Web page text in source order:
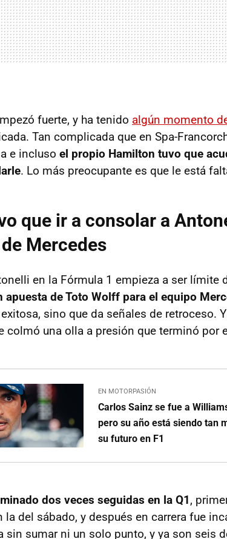
fuerte, y ha tenido algún momento
Tan complicada que en Spa-
e incluso el propio Hamilton tuvo que
. Lo más preocupante es que le está
que ir a consolar a
Mercedes
en la Fórmula 1 empieza a ser límite
apuesta de Toto Wolff para el equipo
sino que da señales de retroceso.
colmó una olla a presión que terminó por
EN MOTORPASIÓN
Carlos Sainz se fue a
pero su año está siendo tan
su futuro en F1
dos veces seguidas en la Q1,
la del sábado, y después en carrera fue
sin sumar ni un solo punto, y ya son seis